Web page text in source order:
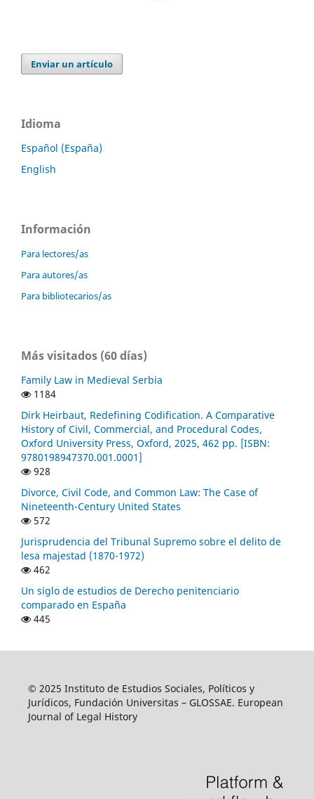
Enviar un artículo
Idioma
Español (España)
English
Información
Para lectores/as
Para autores/as
Para bibliotecarios/as
Más visitados (60 días)
Family Law in Medieval Serbia
1184
Dirk Heirbaut, Redefining Codification. A Comparative
History of Civil, Commercial, and Procedural Codes,
Oxford University Press, Oxford, 2025, 462 pp. [ISBN:
9780198947370.001.0001]
928
Divorce, Civil Code, and Common Law: The Case of
Nineteenth-Century United States
572
Jurisprudencia del Tribunal Supremo sobre el delito de
lesa majestad (1870-1972)
462
Un siglo de estudios de Derecho penitenciario
comparado en España
445
© 2025 Instituto de Estudios Sociales, Políticos y
Jurídicos, Fundación Universitas – GLOSSAE. European
Journal of Legal History